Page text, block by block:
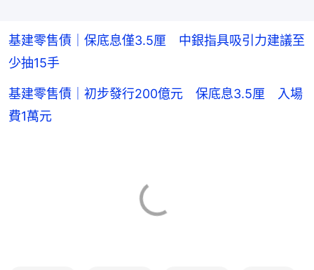
基建零售債｜保底息僅3.5厘 中銀指具吸引力建議至
少抽15手
基建零售債｜初步發行200億元 保底息3.5厘 入場
費1萬元